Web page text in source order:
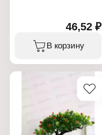
46,52 ₽
В корзину